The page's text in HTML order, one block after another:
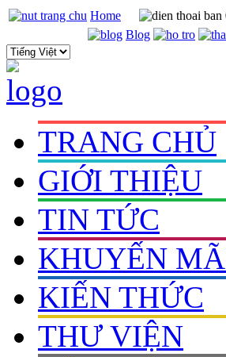
Home
Blog
TRANG CHỦ
GIỚI THIỆU
TIN TỨC
KHUYẾN
KIẾN THỨC
THƯ VIỆN